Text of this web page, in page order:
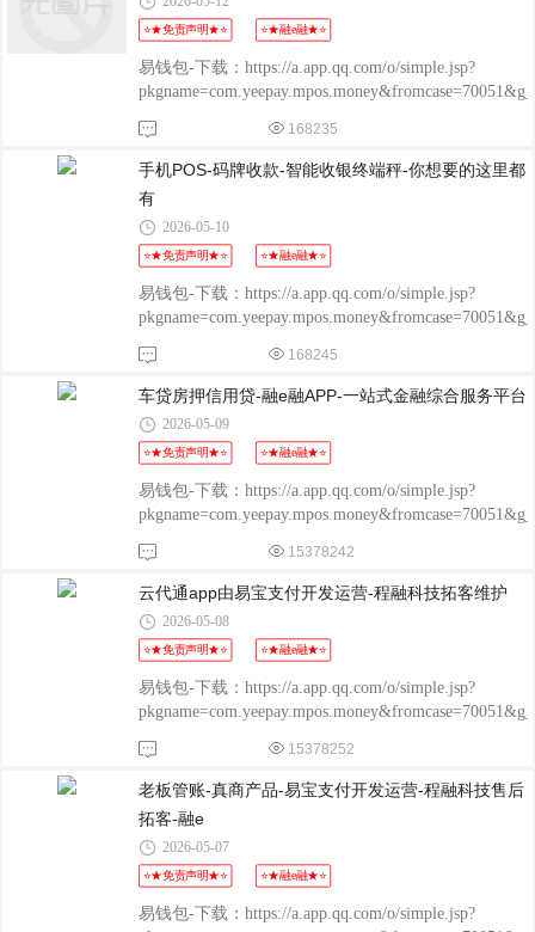
⭐★免责声明★⭐ ⭐★融e融★⭐
易钱包-下载：https://a.app.qq.com/o/simple.jsp?
http://www.chengrongkeji.cn/wap_lycrdz.html; 颐支付
POS：http://oss.flmyzf.com/yzf/html/regist/index.html?
phone=%E4%
168235
手机POS-码牌收款-智能收银终端秤-你想要的这里都
有
2026-05-10
⭐★免责声明★⭐ ⭐★融e融★⭐
易钱包-下载：https://a.app.qq.com/o/simple.jsp?
http://www.chengrongkeji.cn/wap_lycrdz.html; 颐支付
POS：http://oss.flmyzf.com/yzf/html/regist/index.html?
phone=%E4%
168245
车贷房押信用贷-融e融APP-一站式金融综合服务平台
2026-05-09
⭐★免责声明★⭐ ⭐★融e融★⭐
易钱包-下载：https://a.app.qq.com/o/simple.jsp?
http://www.chengrongkeji.cn/wap_lycrdz.html; 颐支付
POS：http://oss.flmyzf.com/yzf/html/regist/index.html?
phone=%E4%
15378242
云代通app由易宝支付开发运营-程融科技拓客维护
2026-05-08
⭐★免责声明★⭐ ⭐★融e融★⭐
易钱包-下载：https://a.app.qq.com/o/simple.jsp?
http://www.chengrongkeji.cn/wap_lycrdz.html; 颐支付
POS：http://oss.flmyzf.com/yzf/html/regist/index.html?
phone=%E4%
15378252
老板管账-真商产品-易宝支付开发运营-程融科技售后
拓客-融e
2026-05-07
⭐★免责声明★⭐ ⭐★融e融★⭐
易钱包-下载：https://a.app.qq.com/o/simple.jsp?